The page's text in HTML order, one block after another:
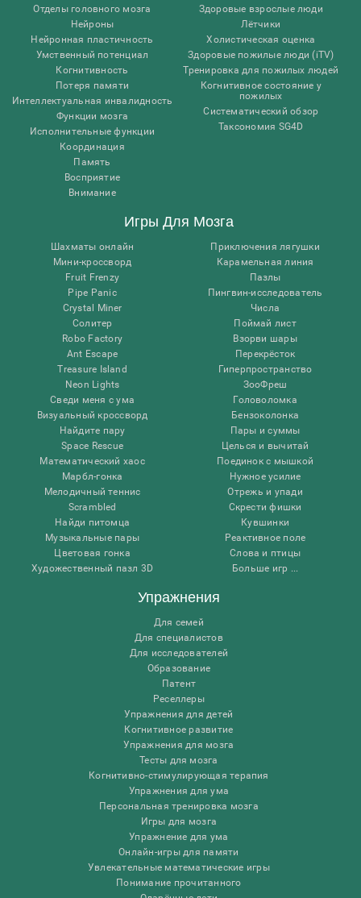
Отделы головного мозга
Нейроны
Нейронная пластичность
Умственный потенциал
Когнитивность
Потеря памяти
Интеллектуальная инвалидность
Функции мозга
Исполнительные функции
Координация
Память
Восприятие
Внимание
Здоровые взрослые люди
Лётчики
Холистическая оценка
Здоровые пожилые люди (iTV)
Тренировка для пожилых людей
Когнитивное состояние у
пожилых
Систематический обзор
Таксономия SG4D
Игры Для Мозга
Шахматы онлайн
Мини-кроссворд
Fruit Frenzy
Pipe Panic
Crystal Miner
Солитер
Robo Factory
Ant Escape
Treasure Island
Neon Lights
Сведи меня с ума
Визуальный кроссворд
Найдите пару
Space Rescue
Математический хаос
Марбл-гонка
Мелодичный теннис
Scrambled
Найди питомца
Музыкальные пары
Цветовая гонка
Художественный пазл 3D
Приключения лягушки
Карамельная линия
Пазлы
Пингвин-исследователь
Числа
Поймай лист
Взорви шары
Перекрёсток
Гиперпространство
ЗооФреш
Головоломка
Бензоколонка
Пары и суммы
Целься и вычитай
Поединок с мышкой
Нужное усилие
Отрежь и упади
Скрести фишки
Кувшинки
Реактивное поле
Слова и птицы
Больше игр ...
Упражнения
Для семей
Для специалистов
Для исследователей
Образование
Патент
Реселлеры
Упражнения для детей
Когнитивное развитие
Упражнения для мозга
Тесты для мозга
Когнитивно-стимулирующая терапия
Упражнения для ума
Персональная тренировка мозга
Игры для мозга
Упражнение для ума
Онлайн-игры для памяти
Увлекательные математические игры
Понимание прочитанного